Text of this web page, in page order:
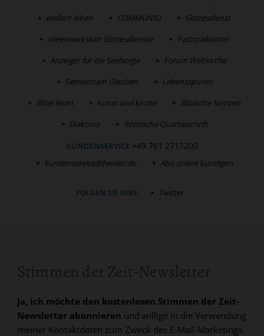
einfach leben
COMMUNIO
Gottesdienst
Ideenwerkstatt Gottesdienste
Pastoralblätter
Anzeiger für die Seelsorge
Forum Weltkirche
Gemeinsam Glauben
Lebensspuren
Bibel lesen
kunst und kirche
Biblische Notizen
Diakonia
Römische Quartalschrift
KUNDENSERVICE +49 761 2717200
kundenservice@herder.de Abo online kündigen
FOLGEN SIE UNS: Twitter
Stimmen der Zeit-Newsletter
Ja, ich möchte den kostenlosen Stimmen der Zeit-
Newsletter abonnieren und willige in die Verwendung
meiner Kontaktdaten zum Zweck des E-Mail-Marketings